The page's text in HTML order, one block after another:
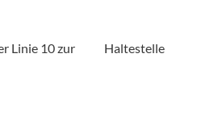
Linie 10 zur Haltestelle